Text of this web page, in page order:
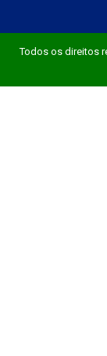
Todos os direitos